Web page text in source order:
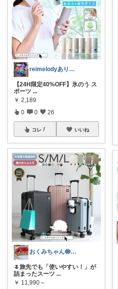
reimelodyありがとうございます
【24H限定40%OFF】氷のう ス
ポーツ ...
￥ 2,189
0 0 26
コレ いいね
おくみちゃん🍥朝コレ界隈
🌷旅先でも「使いやすい！」が
詰まったスーツ ...
￥ 11,990～